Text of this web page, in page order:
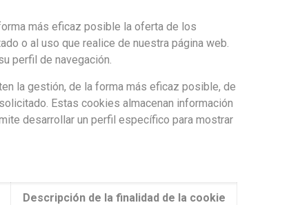
más eficaz posible la oferta de los
o al uso que realice de nuestra página web.
perfil de navegación.
la gestión, de la forma más eficaz posible, de
Estas cookies almacenan información
desarrollar un perfil específico para mostrar
Descripción de la finalidad de la cookie